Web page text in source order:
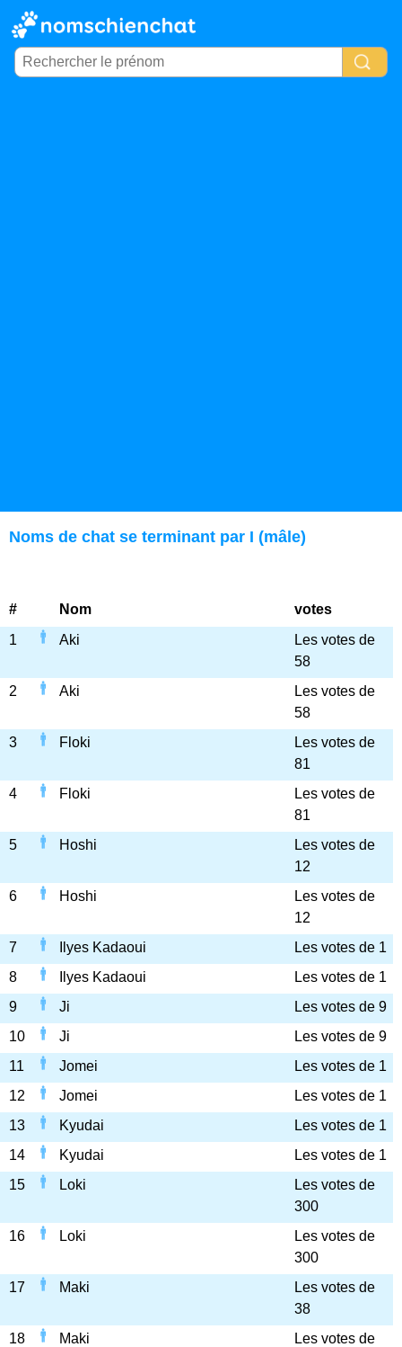
Noms de chat se terminant par I (mâle)
# Nom
votes
1
Aki
Les votes de
58
2
Aki
Les votes de
58
3
Floki
Les votes de
81
4
Floki
Les votes de
81
5
Hoshi
Les votes de
12
6
Hoshi
Les votes de
12
7
Ilyes Kadaoui
Les votes de 1
8
Ilyes Kadaoui
Les votes de 1
9
Ji
Les votes de 9
10
Ji
Les votes de 9
11
Jomei
Les votes de 1
12
Jomei
Les votes de 1
13
Kyudai
Les votes de 1
14
Kyudai
Les votes de 1
15
Loki
Les votes de
300
16
Loki
Les votes de
300
17
Maki
Les votes de
38
18
Maki
Les votes de